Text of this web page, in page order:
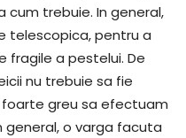
trebuie. In general,
telescopica, pentru a
fragile a pestelui. De
nu trebuie sa fie
greu sa efectuam
general, o varga facuta